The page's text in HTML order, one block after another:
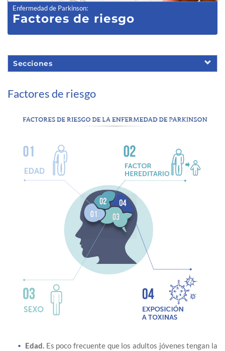
Enfermedad de Parkinson:
Factores de riesgo
Secciones
Factores de riesgo
Edad. Es poco frecuente que los adultos jóvenes tengan la